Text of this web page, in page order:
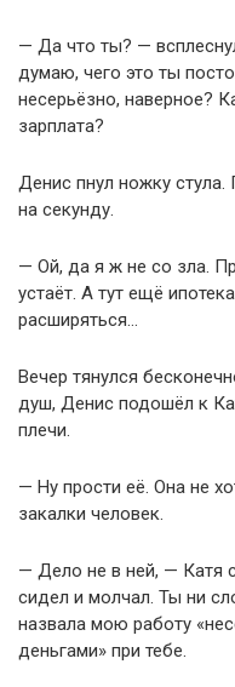
— Да что ты? —
думаю, чего это ты
несерьёзно, наверное?
зарплата?
Денис пнул ножку стула.
на секунду.
— Ой, да я ж не со зла.
устаёт. А тут ещё
расширяться…
Вечер тянулся
душ, Денис подошёл к
плечи.
— Ну прости её. Она не
закалки человек.
— Дело не в ней, — Катя
сидел и молчал. Ты ни
назвала мою работу
деньгами» при тебе.